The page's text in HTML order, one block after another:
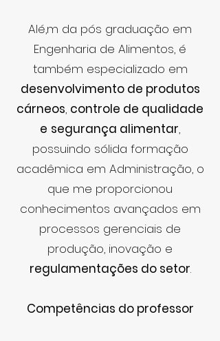
Alé,m da pós graduação em
Engenharia de Alimentos, é
também especializado em
desenvolvimento de produtos
cárneos, controle de qualidade
e segurança alimentar,
possuindo sólida formação
acadêmica em Administração, o
que me proporcionou
conhecimentos avançados em
processos gerenciais de
produção, inovação e
regulamentações do setor.
Competências do professor